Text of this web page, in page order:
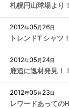
札幌円山球場より
2012年05 月 26日
トレンドT シャツ
2012年05 月 24日
鹿追に逸材発見！！
2012年05 月 23日
レワードあっての